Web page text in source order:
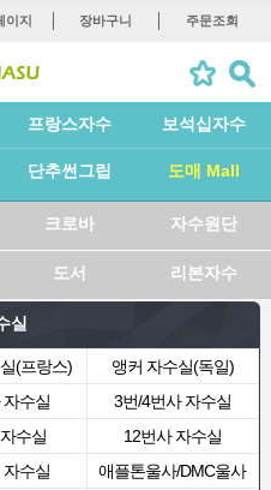
이지 장바구니 주문조회
프랑스자수 보석십자수
단추썬그립 도매 Mall
크로바 자수원단
도서 리본자수
실
(프랑스)
앵커 자수실(독일)
자수실
3번/4번사 자수실
수실
12번사 자수실
수실
애플톤울사/DMC울사